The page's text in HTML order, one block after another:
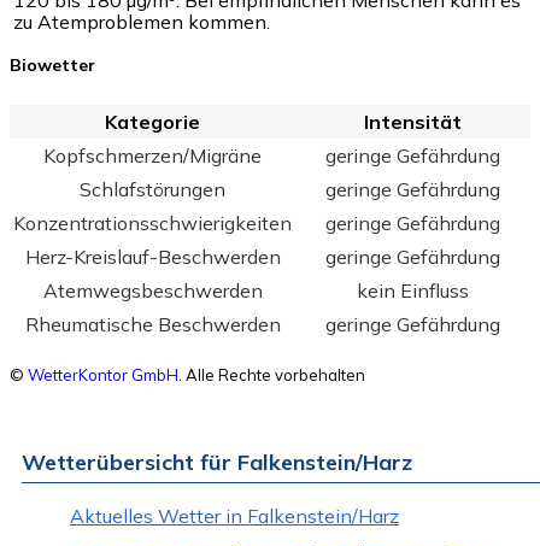
zu Atemproblemen kommen.
Biowetter
Kategorie
Intensität
Kopfschmerzen/Migräne
geringe Gefährdung
Schlafstörungen
geringe Gefährdung
Konzentrationsschwierigkeiten
geringe Gefährdung
Herz-Kreislauf-Beschwerden
geringe Gefährdung
Atemwegsbeschwerden
kein Einfluss
Rheumatische Beschwerden
geringe Gefährdung
© WetterKontor GmbH . Alle Rechte vorbehalten
Wetterübersicht für Falkenstein/Harz
Aktuelles Wetter in Falkenstein/Harz